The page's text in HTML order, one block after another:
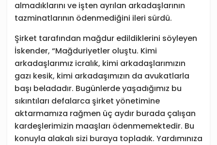
almadıklarını ve işten ayrılan arkadaşlarının
tazminatlarının ödenmediğini ileri sürdü.
Şirket tarafından mağdur edildiklerini söyleyen
İskender, “Mağduriyetler oluştu. Kimi
arkadaşlarımız icralık, kimi arkadaşlarımızın
gazı kesik, kimi arkadaşımızın da avukatlarla
başı beladadır. Bugünlerde yaşadığımız bu
sıkıntıları defalarca şirket yönetimine
aktarmamıza rağmen üç aydır burada çalışan
kardeşlerimizin maaşları ödenmemektedir. Bu
konuyla alakalı sizi buraya topladık. Yardımınıza